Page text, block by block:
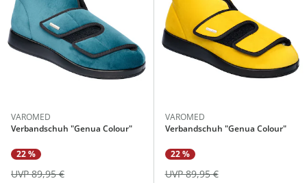
VAROMED
Verbandschuh "Genua Colour"
22 %
UVP 89,95 €
VAROMED
Verbandschuh "Genua Colour"
22 %
UVP 89,95 €